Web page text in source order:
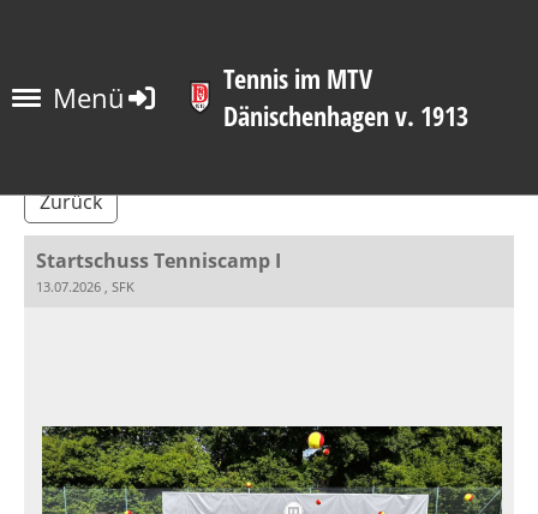
Menü
Tennis im MTV
Dänischenhagen v. 1913
Zurück
Startschuss Tenniscamp I
13.07.2026 , SFK